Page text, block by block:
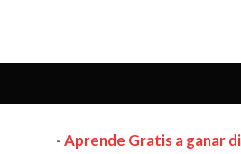
-Aprende Gratis a ganar